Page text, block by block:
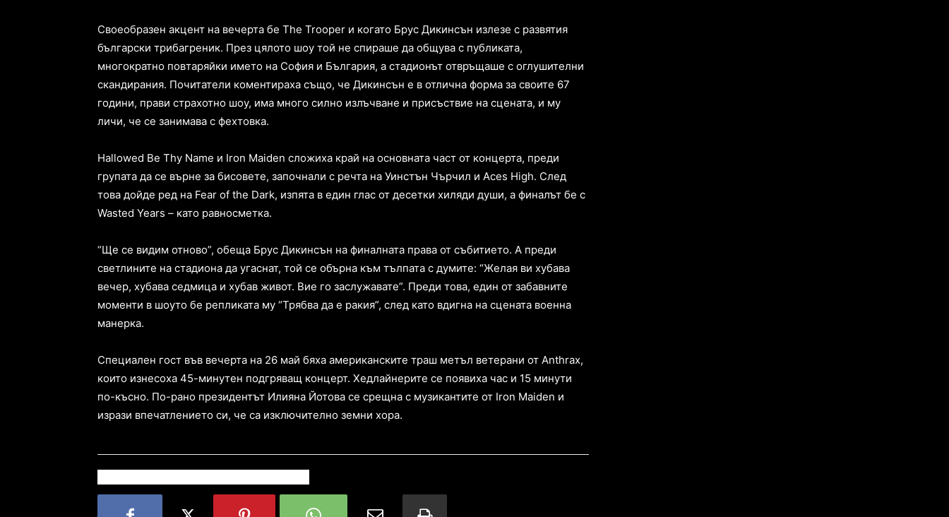
Своеобразен акцент на вечерта бе The Trooper и когато Брус Дикинсън излезе с развятия
български трибагреник. През цялото шоу той не спираше да общува с публиката,
многократно повтаряйки името на София и България, а стадионът отвръщаше с оглушителни
скандирания. Почитатели коментираха също, че Дикинсън е в отлична форма за своите 67
години, прави страхотно шоу, има много силно излъчване и присъствие на сцената, и му
личи, че се занимава с фехтовка.
Hallowed Be Thy Name и Iron Maiden сложиха край на основната част от концерта, преди
групата да се върне за бисовете, започнали с речта на Уинстън Чърчил и Aces High. След
това дойде ред на Fear of the Dark, изпята в един глас от десетки хиляди души, а финалът бе с
Wasted Years – като равносметка.
“Ще се видим отново”, обеща Брус Дикинсън на финалната права от събитието. А преди
светлините на стадиона да угаснат, той се обърна към тълпата с думите: “Желая ви хубава
вечер, хубава седмица и хубав живот. Вие го заслужавате”. Преди това, един от забавните
моменти в шоуто бе репликата му “Трябва да е ракия”, след като вдигна на сцената военна
манерка.
Специален гост във вечерта на 26 май бяха американските траш метъл ветерани от Anthrax,
които изнесоха 45-минутен подгряващ концерт. Хедлайнерите се появиха час и 15 минути
по-късно. По-рано президентът Илияна Йотова се срещна с музикантите от Iron Maiden и
изрази впечатлението си, че са изключително земни хора.